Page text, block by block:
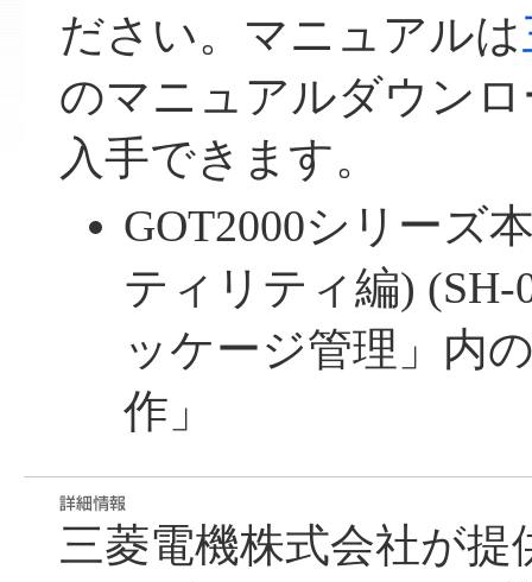
ださい。マニュアルは
のマニュアルダウン
入手できます。
GOT2000シリーズ
ティリティ編) (SH-
ッケージ管理」内
作」
三菱電機株式会社が提